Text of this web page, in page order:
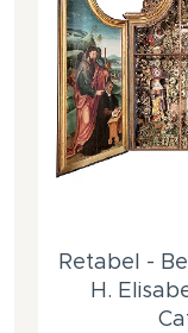
Retabel -
H.